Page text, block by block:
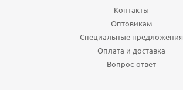
Контакты
Оптовикам
Специальные предложения
Оплата и доставка
Вопрос-ответ